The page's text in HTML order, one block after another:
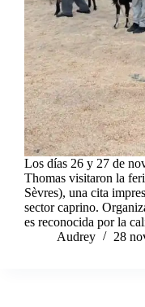
Los días 26 y 27 de
Thomas visitaron la
Sèvres), una cita
sector caprino.
es reconocida por la
Audrey
28